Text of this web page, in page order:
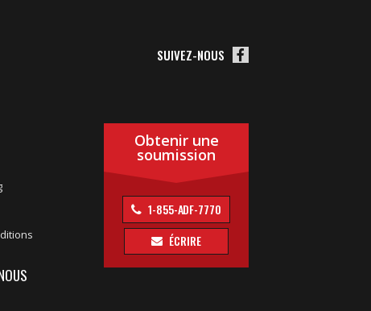
SUIVEZ-NOUS
Obtenir une
soumission
1-855-ADF-7770
ÉCRIRE